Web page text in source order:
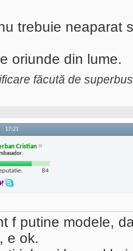
trebuie neaparat
oriunde din lume.
făcută de
17:21
Cristian
84
f putine modele,
e ok.